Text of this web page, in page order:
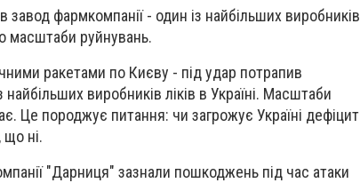
завод фармкомпанії - один із найбільших виробників
масштаби руйнувань.
ракетами по Києву - під удар потрапив
виробників ліків в Україні. Масштаби
Це породжує питання: чи загрожує Україні дефіцит
що ні.
"Дарниця" зазнали пошкоджень під час атаки